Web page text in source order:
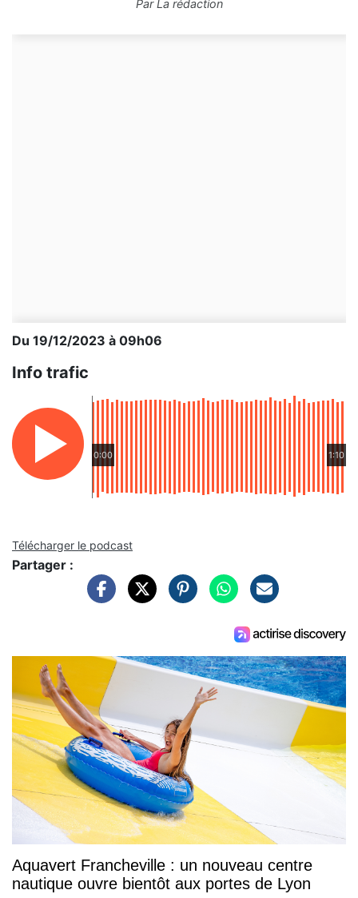
ParLa rédaction
Du 19/12/2023 à 09h06
Info trafic
0:00 1:10
Télécharger le podcast
Partager :
Aquavert Francheville : un nouveau centre
nautique ouvre bientôt aux portes de Lyon